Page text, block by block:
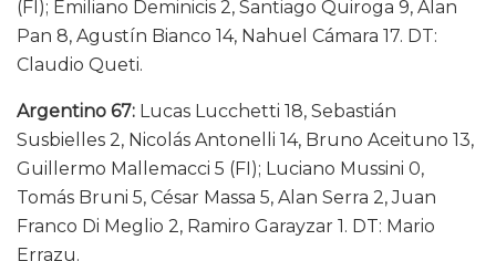
(FI); Emiliano Deminicis 2, Santiago Quiroga 9, Alan
Pan 8, Agustín Bianco 14, Nahuel Cámara 17. DT:
Claudio Queti.
Argentino 67: Lucas Lucchetti 18, Sebastián
Susbielles 2, Nicolás Antonelli 14, Bruno Aceituno 13,
Guillermo Mallemacci 5 (FI); Luciano Mussini 0,
Tomás Bruni 5, César Massa 5, Alan Serra 2, Juan
Franco Di Meglio 2, Ramiro Garayzar 1. DT: Mario
Errazu.